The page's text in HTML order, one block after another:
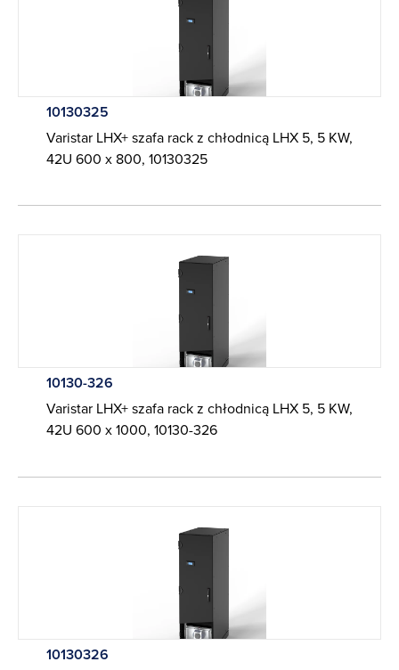
10130325
Varistar LHX+ szafa rack z chłodnicą LHX 5, 5 KW,
42U 600 x 800, 10130325
10130-326
Varistar LHX+ szafa rack z chłodnicą LHX 5, 5 KW,
42U 600 x 1000, 10130-326
10130326